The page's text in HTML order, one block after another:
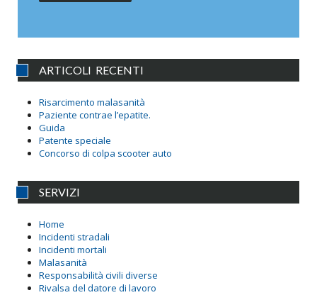
ARTICOLI RECENTI
Risarcimento malasanità
Paziente contrae l’epatite.
Guida
Patente speciale
Concorso di colpa scooter auto
SERVIZI
Home
Incidenti stradali
Incidenti mortali
Malasanità
Responsabilità civili diverse
Rivalsa del datore di lavoro